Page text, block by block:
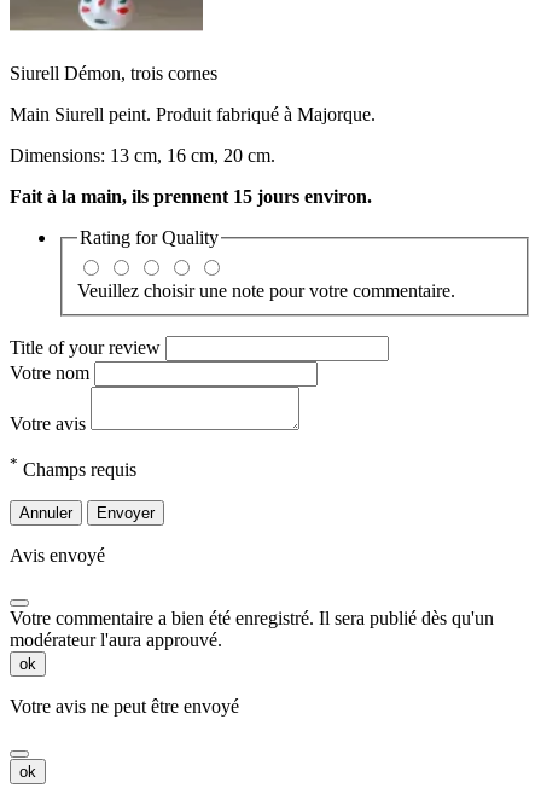
Siurell Démon, trois cornes
Main Siurell peint. Produit fabriqué à Majorque.
Dimensions: 13 cm, 16 cm, 20 cm.
Fait à la main, ils prennent 15 jours environ.
Rating forQuality
Veuillez choisir une note pour votre commentaire.
Title of your review
Votre nom
Votre avis
* Champs requis
Annuler Envoyer
Avis envoyé
Votre commentaire a bien été enregistré. Il sera publié dès qu'un
modérateur l'aura approuvé.
ok
Votre avis ne peut être envoyé
ok